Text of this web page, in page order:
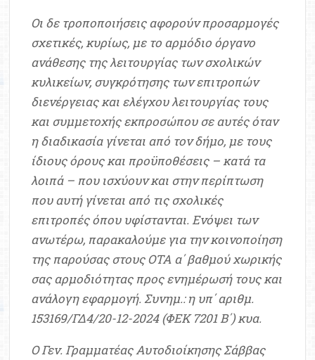
Οι δε τροποποιήσεις αφορούν προσαρμογές
σχετικές, κυρίως, με το αρμόδιο όργανο
ανάθεσης της λειτουργίας των σχολικών
κυλικείων, συγκρότησης των επιτροπών
διενέργειας και ελέγχου λειτουργίας τους
και συμμετοχής εκπροσώπου σε αυτές όταν
η διαδικασία γίνεται από τον δήμο, με τους
ίδιους όρους και προϋποθέσεις – κατά τα
λοιπά – που ισχύουν και στην περίπτωση
που αυτή γίνεται από τις σχολικές
επιτροπές όπου υφίστανται. Ενόψει των
ανωτέρω, παρακαλούμε για την κοινοποίηση
της παρούσας στους ΟΤΑ α΄ βαθμού χωρικής
σας αρμοδιότητας προς ενημέρωσή τους και
ανάλογη εφαρμογή. Συνημ.: η υπ΄ αριθμ.
153169/ΓΔ4/20-12-2024 (ΦΕΚ 7201 Β΄) κυα.
Ο Γεν. Γραμματέας Αυτοδιοίκησης Σάββας